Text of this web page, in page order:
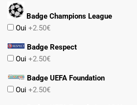
Badge Champions League
Oui +2.50€
Badge Respect
Oui +2.50€
Badge UEFA Foundation
Oui +2.50€